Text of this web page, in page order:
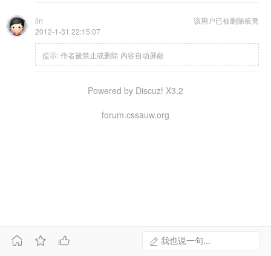
板凳
lin
该用户已被删除
2012-1-31 22:15:07
提示:作者被禁止或删除 内容自动屏蔽
我也说一句...
  
Powered by Discuz! X3.2
forum.cssauw.org